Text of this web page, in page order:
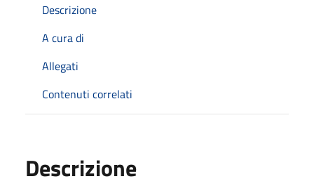
Descrizione
A cura di
Allegati
Contenuti correlati
Descrizione